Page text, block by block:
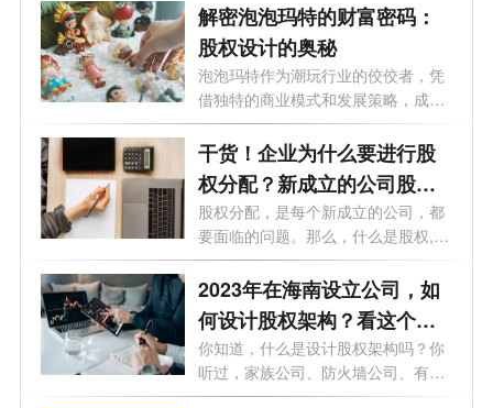
解密泡泡玛特的财富密码：
股权设计的奥秘
泡泡玛特作为潮玩行业的佼佼者，凭
借独特的商业模式和发展策略，成功
赢得...
干货！企业为什么要进行股
权分配？新成立的公司股权
怎么分配？
股权分配，是每个新成立的公司，都
要面临的问题。那么，什么是股权,股
权...
2023年在海南设立公司，如
何设计股权架构？看这个就
够了！
你知道，什么是设计股权架构吗？你
听过，家族公司、防火墙公司、有限
合伙...